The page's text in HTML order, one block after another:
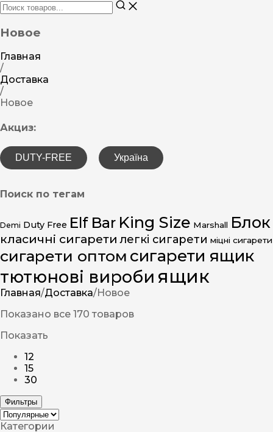
Новое
Главная
/
Доставка
/
Новое
Акциз:
DUTY-FREE Україна
Поиск по тегам
Demi Duty Free Elf Bar King Size Marshall Блок
класичні сигарети легкі сигарети міцні сигарети
сигарети оптом сигарети ящик
тютюнові вироби ящик
Главная/Доставка/Новое
Показано все 170 товаров
Показать
12
15
30
Фильтры
Категории